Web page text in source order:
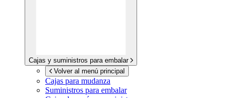
Cajas y suministros para embalar
Volver al menú principal
Cajas para mudanza
Suministros para embalar